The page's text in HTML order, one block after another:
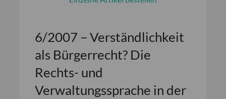
6/2007 – Verständlichkeit
als Bürgerrecht? Die
Rechts- und
Verwaltungssprache in der